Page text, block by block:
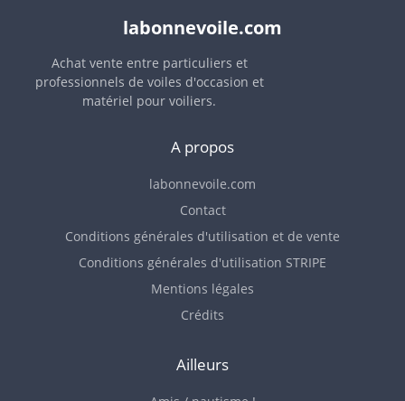
labonnevoile.com
Achat vente entre particuliers et
professionnels de voiles d'occasion et
matériel pour voiliers.
A propos
labonnevoile.com
Contact
Conditions générales d'utilisation et de vente
Conditions générales d'utilisation STRIPE
Mentions légales
Crédits
Ailleurs